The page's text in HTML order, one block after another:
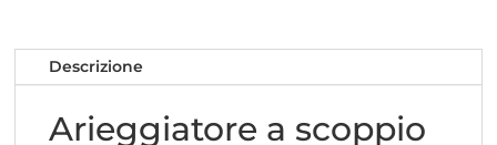
quantità
Descrizione
Arieggiatore a scoppio